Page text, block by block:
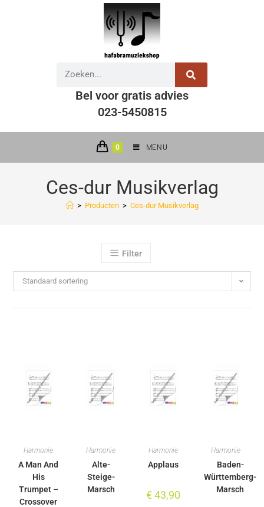
Bel voor gratis advies
023-5450815
0 MENU
Ces-dur Musikverlag
> Producten > Ces-dur Musikverlag
Filter
Standaard sortering
Harmonie
A Man And
His
Trumpet –
Crossover
Harmonie
Alte-
Steige-
Marsch
Harmonie
Applaus
€43,90
Harmonie
Baden-
Württemberg-
Marsch